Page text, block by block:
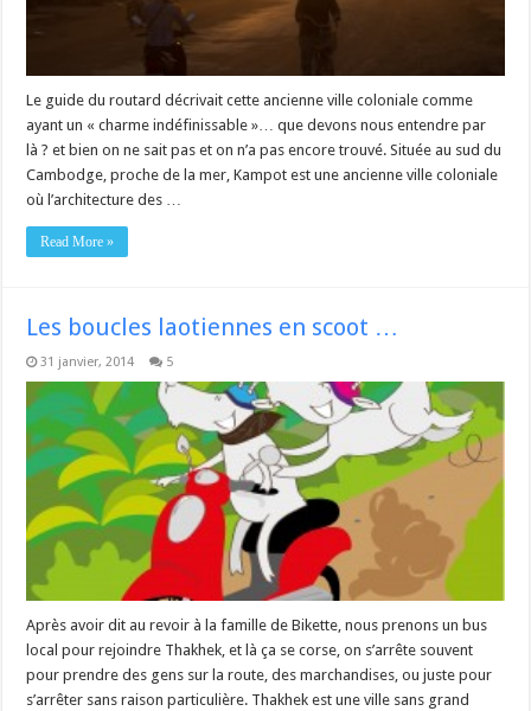
Le guide du routard décrivait cette ancienne ville coloniale comme
ayant un « charme indéfinissable »… que devons nous entendre par
là ? et bien on ne sait pas et on n’a pas encore trouvé. Située au sud du
Cambodge, proche de la mer, Kampot est une ancienne ville coloniale
où l’architecture des …
Read More »
Les boucles laotiennes en scoot …
31 janvier, 2014 5
Après avoir dit au revoir à la famille de Bikette, nous prenons un bus
local pour rejoindre Thakhek, et là ça se corse, on s’arrête souvent
pour prendre des gens sur la route, des marchandises, ou juste pour
s’arrêter sans raison particulière. Thakhek est une ville sans grand